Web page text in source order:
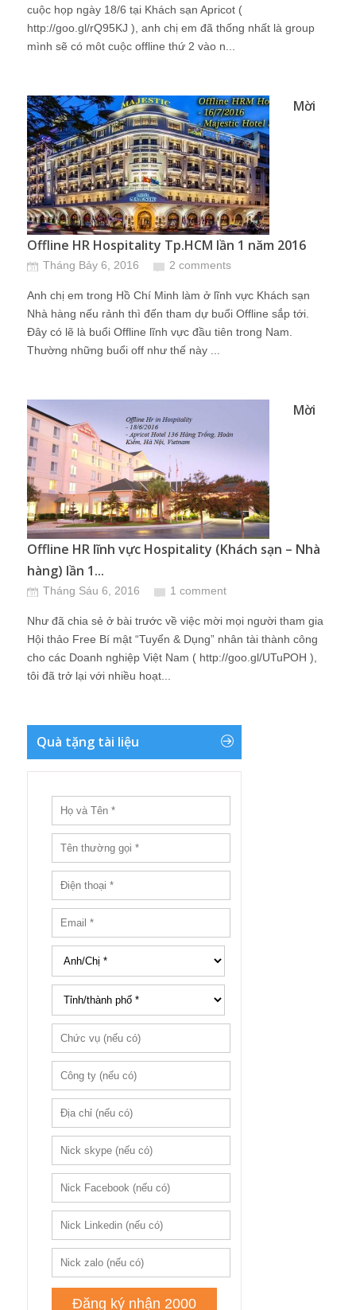
cuộc họp ngày 18/6 tại Khách sạn Apricot (
http://goo.gl/rQ95KJ ), anh chị em đã thống nhất là group
mình sẽ có môt cuộc offline thứ 2 vào n...
Mời
Offline HR Hospitality Tp.HCM lần 1 năm 2016
Tháng Bảy 6, 2016 2 comments
Anh chị em trong Hồ Chí Minh làm ở lĩnh vực Khách sạn
Nhà hàng nếu rảnh thì đến tham dự buổi Offline sắp tới.
Đây có lẽ là buổi Offline lĩnh vực đầu tiên trong Nam.
Thường những buổi off như thế này ...
Mời
Offline HR lĩnh vực Hospitality (Khách sạn – Nhà
hàng) lần 1...
Tháng Sáu 6, 2016 1 comment
Như đã chia sẻ ở bài trước về việc mời mọi người tham gia
Hội thảo Free Bí mật “Tuyển & Dụng” nhân tài thành công
cho các Doanh nghiệp Việt Nam ( http://goo.gl/UTuPOH ),
tôi đã trở lại với nhiều hoạt...
Quà tặng tài liệu